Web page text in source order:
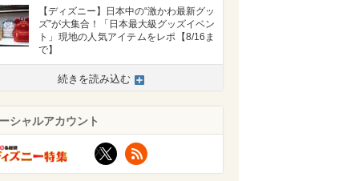
【ディズニー】日本中の“激かわ最新グッ
ズ”が大集合！「日本最大級グッズイベン
ト」現地の人気アイテムをレポ【8/16ま
で】
続きを読み込む
シャルアカウント
X